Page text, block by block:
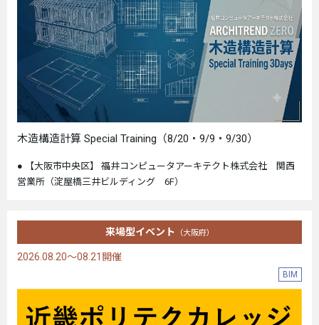
木造構造計算 Special Training（8/20・9/9・9/30）
【大阪市中央区】 福井コンピュータアーキテクト株式会社 関西
営業所（淀屋橋三井ビルディング 6F）
来場型イベント （大阪府）
2026.08.20～08.21開催
BIM